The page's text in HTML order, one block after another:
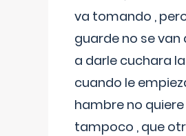
va tomando ,
guarde no se van
a darle cuchara
cuando le
hambre no quiere
tampoco , que